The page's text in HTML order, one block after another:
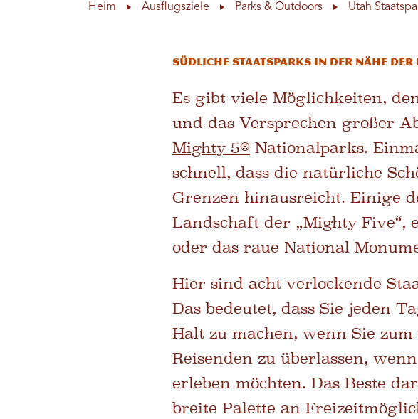
Heim Ausflugsziele Parks & Outdoors Utah
Südliche Staatsparks in der Nähe der
Es gibt viele Möglichkeiten,
und das Versprechen großer
Mighty 5®Nationalparks.
schnell, dass die natürliche
Grenzen hinausreicht. Einige
Landschaft der „Mighty Five“,
oder das raue National
Hier sind acht verlockende
Das bedeutet, dass Sie jeden
Halt zu machen, wenn Sie
Reisenden zu überlassen,
erleben möchten. Das Beste
breite Palette an